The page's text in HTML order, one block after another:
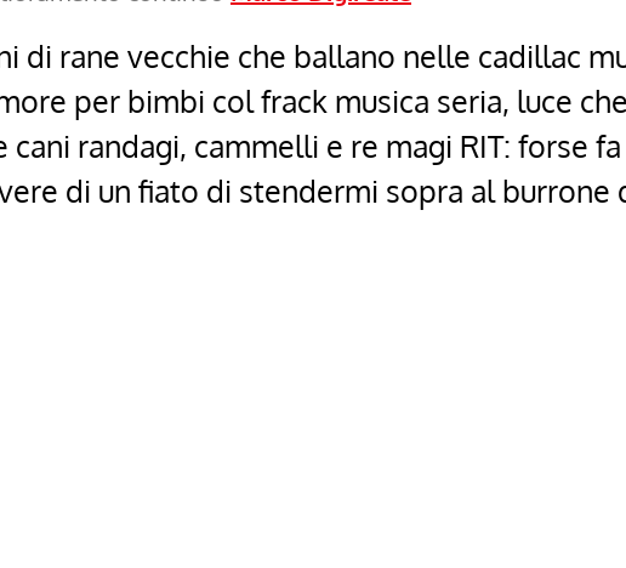
di rane vecchie che ballano nelle cadillac
per bimbi col frack musica seria, luce
cani randagi, cammelli e re magi RIT: forse
di un fiato di stendermi sopra al burrone